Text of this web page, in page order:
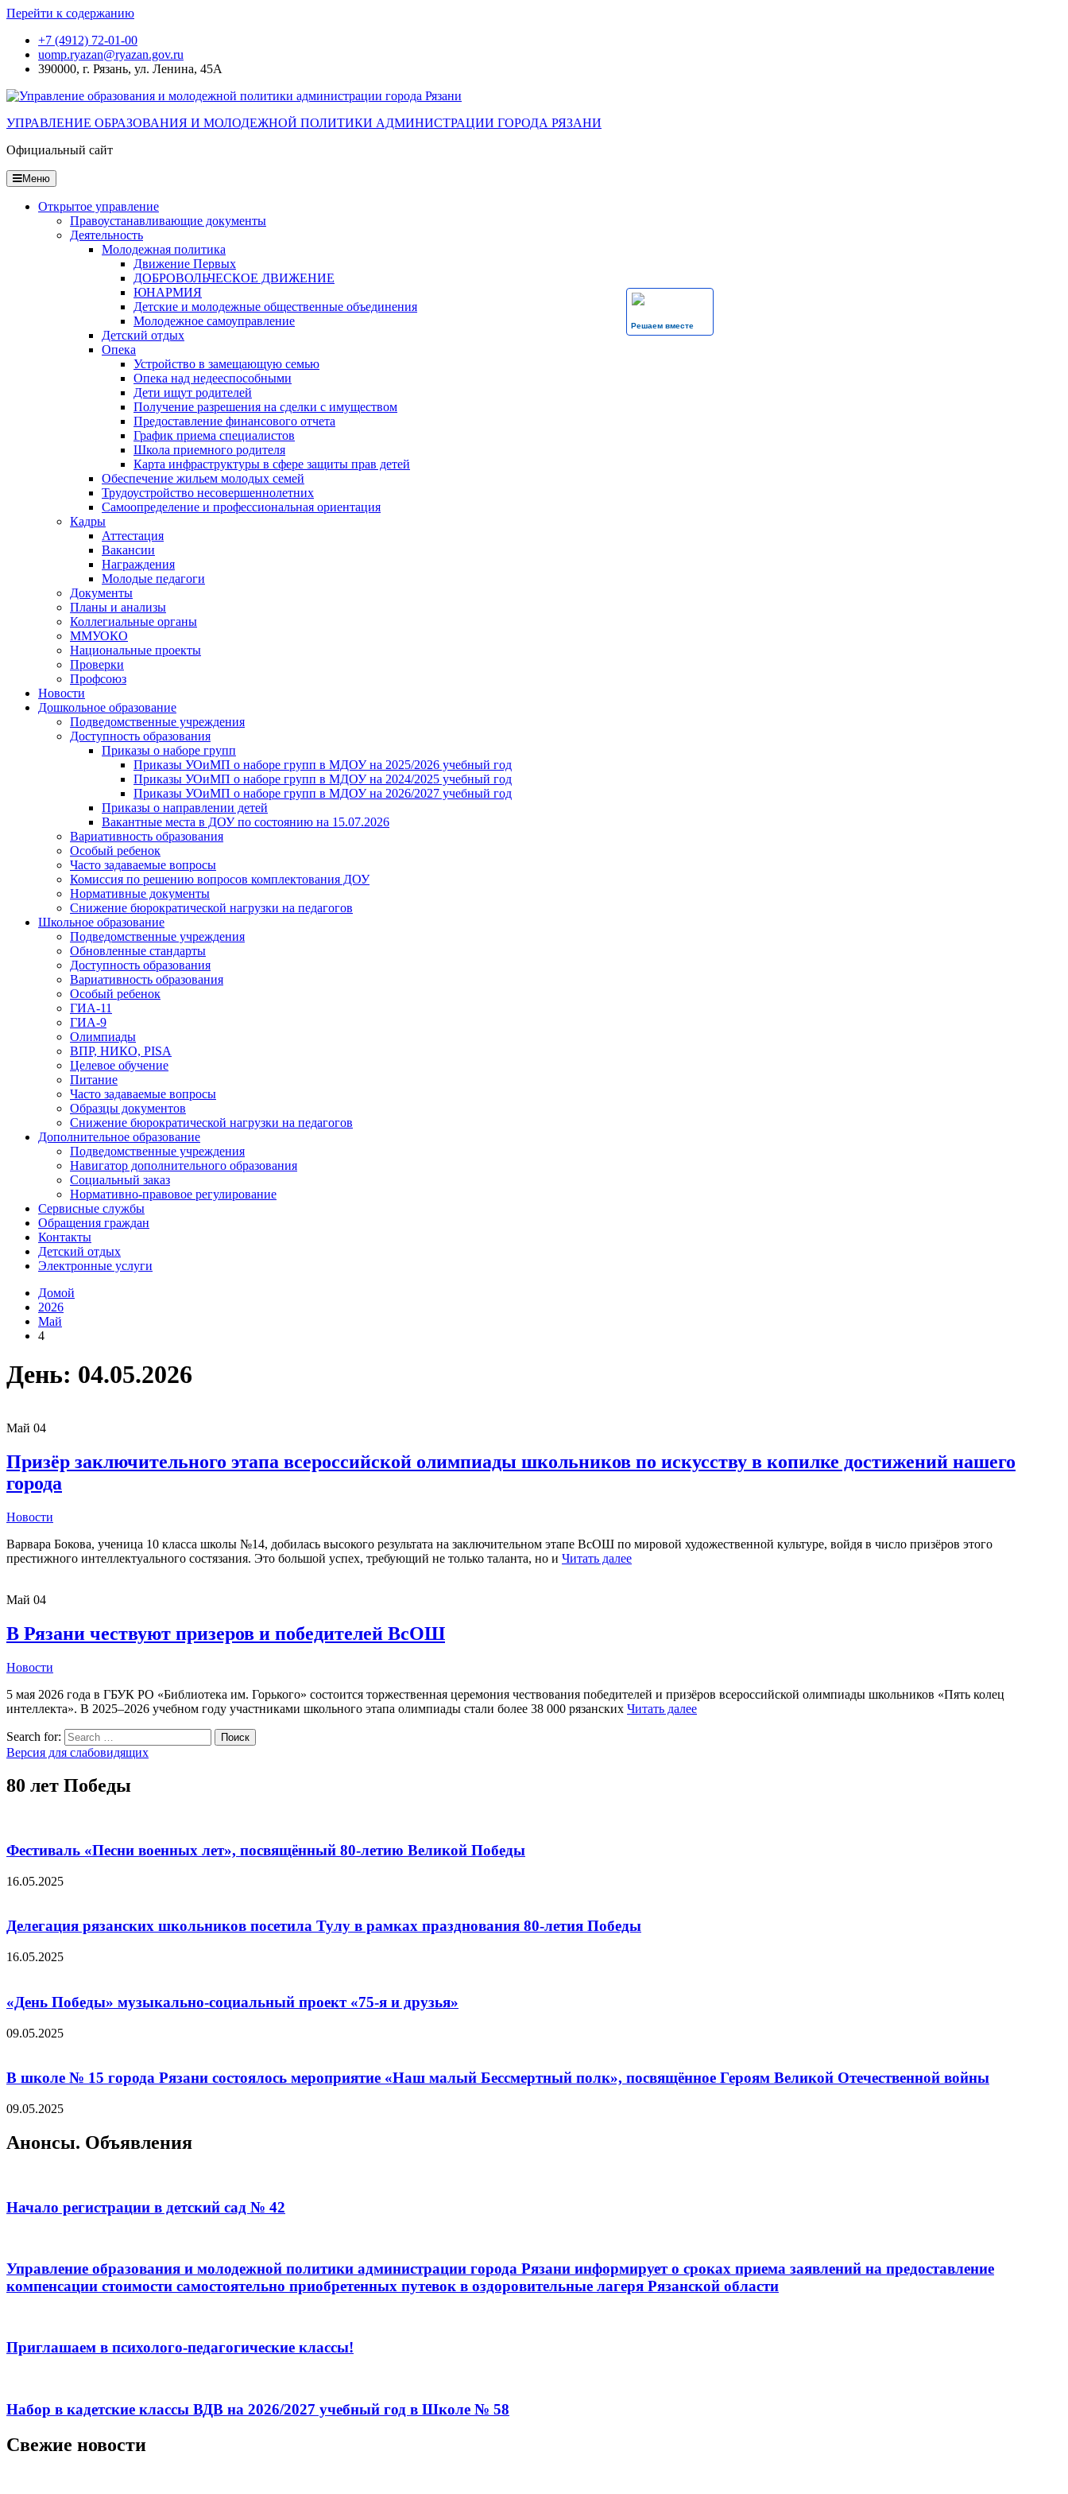
Перейти к содержанию
+7 (4912) 72-01-00
uomp.ryazan@ryazan.gov.ru
390000, г. Рязань, ул. Ленина, 45А
Решаем вместе
УПРАВЛЕНИЕ ОБРАЗОВАНИЯ И МОЛОДЕЖНОЙ ПОЛИТИКИ АДМИНИСТРАЦИИ ГОРОДА РЯЗАНИ
Официальный сайт
Меню
Открытое управление
Правоустанавливающие документы
Деятельность
Молодежная политика
Движение Первых
ДОБРОВОЛЬЧЕСКОЕ ДВИЖЕНИЕ
ЮНАРМИЯ
Детские и молодежные общественные объединения
Молодежное самоуправление
Детский отдых
Опека
Устройство в замещающую семью
Опека над недееспособными
Дети ищут родителей
Получение разрешения на сделки с имуществом
Предоставление финансового отчета
График приема специалистов
Школа приемного родителя
Карта инфраструктуры в сфере защиты прав детей
Обеспечение жильем молодых семей
Трудоустройство несовершеннолетних
Самоопределение и профессиональная ориентация
Кадры
Аттестация
Вакансии
Награждения
Молодые педагоги
Документы
Планы и анализы
Коллегиальные органы
ММУОКО
Национальные проекты
Проверки
Профсоюз
Новости
Дошкольное образование
Подведомственные учреждения
Доступность образования
Приказы о наборе групп
Приказы УОиМП о наборе групп в МДОУ на 2025/2026 учебный год
Приказы УОиМП о наборе групп в МДОУ на 2024/2025 учебный год
Приказы УОиМП о наборе групп в МДОУ на 2026/2027 учебный год
Приказы о направлении детей
Вакантные места в ДОУ по состоянию на 15.07.2026
Вариативность образования
Особый ребенок
Часто задаваемые вопросы
Комиссия по решению вопросов комплектования ДОУ
Нормативные документы
Снижение бюрократической нагрузки на педагогов
Школьное образование
Подведомственные учреждения
Обновленные стандарты
Доступность образования
Вариативность образования
Особый ребенок
ГИА-11
ГИА-9
Олимпиады
ВПР, НИКО, PISA
Целевое обучение
Питание
Часто задаваемые вопросы
Образцы документов
Снижение бюрократической нагрузки на педагогов
Дополнительное образование
Подведомственные учреждения
Навигатор дополнительного образования
Социальный заказ
Нормативно-правовое регулирование
Сервисные службы
Обращения граждан
Контакты
Детский отдых
Электронные услуги
Домой
2026
Май
4
День: 04.05.2026
Май 04
Призёр заключительного этапа всероссийской олимпиады школьников по искусству в копилке достижений нашего
города
Новости
Варвара Бокова, ученица 10 класса школы №14, добилась высокого результата на заключительном этапе ВсОШ по мировой художественной культуре, войдя в число призёров этого
престижного интеллектуального состязания. Это большой успех, требующий не только таланта, но и Читать далее
Май 04
В Рязани чествуют призеров и победителей ВсОШ
Новости
5 мая 2026 года в ГБУК РО «Библиотека им. Горького» состоится торжественная церемония чествования победителей и призёров всероссийской олимпиады школьников «Пять колец
интеллекта». В 2025–2026 учебном году участниками школьного этапа олимпиады стали более 38 000 рязанских Читать далее
Search for: Поиск
Версия для слабовидящих
80 лет Победы
Фестиваль «Песни военных лет», посвящённый 80-летию Великой Победы
16.05.2025
Делегация рязанских школьников посетила Тулу в рамках празднования 80-летия Победы
16.05.2025
«День Победы» музыкально-социальный проект «75-я и друзья»
09.05.2025
В школе № 15 города Рязани состоялось мероприятие «Наш малый Бессмертный полк», посвящённое Героям Великой Отечественной войны
09.05.2025
Анонсы. Объявления
Начало регистрации в детский сад № 42
Управление образования и молодежной политики администрации города Рязани информирует о сроках приема заявлений на предоставление
компенсации стоимости самостоятельно приобретенных путевок в оздоровительные лагеря Рязанской области
Приглашаем в психолого-педагогические классы!
Набор в кадетские классы ВДВ на 2026/2027 учебный год в Школе № 58
Свежие новости